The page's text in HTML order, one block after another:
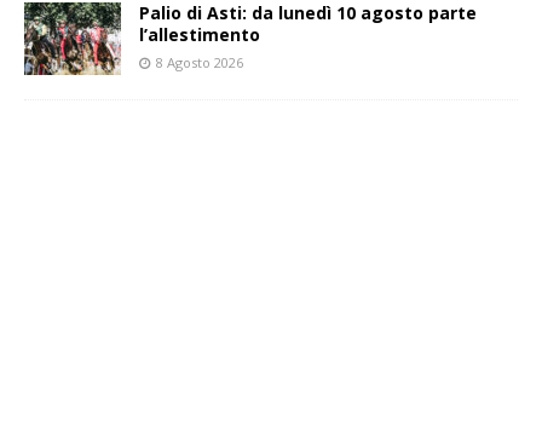
Palio di Asti: da lunedì 10 agosto parte
l’allestimento
8 Agosto 2026